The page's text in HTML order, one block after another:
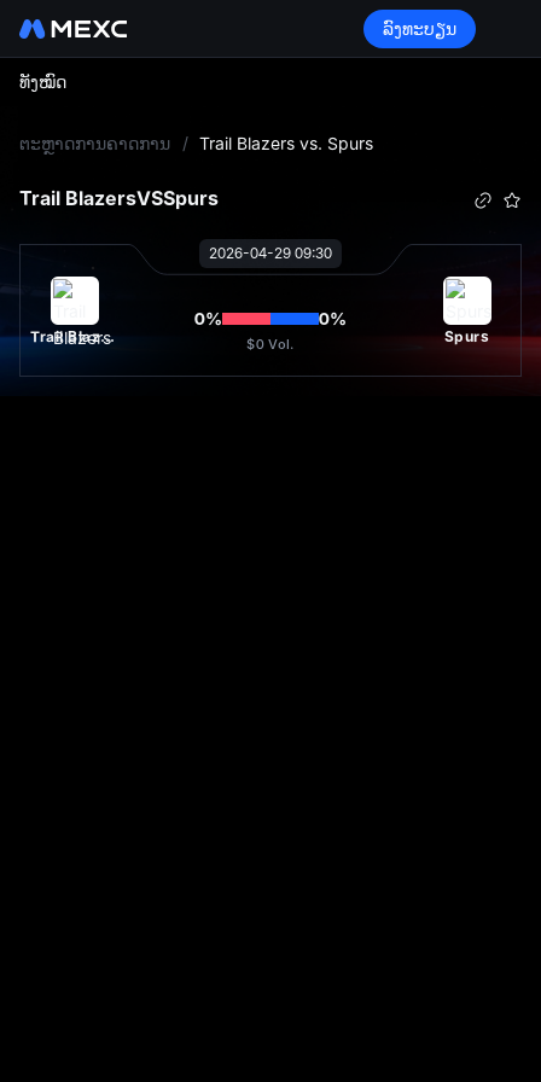
ລົງທະບຽນ
ທັງໝົດ
ຕະຫຼາດການຄາດການ / Trail Blazers vs. Spurs
Trail BlazersVSSpurs
2026-04-29 09:30
Trail Blazers
0% 0%
$0 Vol. Spurs